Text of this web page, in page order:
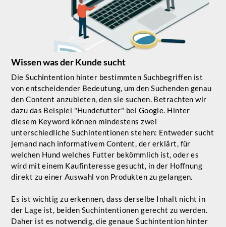
Wissen was der Kunde sucht
Die Suchintention hinter bestimmten Suchbegriffen ist
von entscheidender Bedeutung, um den Suchenden genau
den Content anzubieten, den sie suchen. Betrachten wir
dazu das Beispiel "Hundefutter" bei Google. Hinter
diesem Keyword können mindestens zwei
unterschiedliche Suchintentionen stehen: Entweder sucht
jemand nach informativem Content, der erklärt, für
welchen Hund welches Futter bekömmlich ist, oder es
wird mit einem Kaufinteresse gesucht, in der Hoffnung
direkt zu einer Auswahl von Produkten zu gelangen.
Es ist wichtig zu erkennen, dass derselbe Inhalt nicht in
der Lage ist, beiden Suchintentionen gerecht zu werden.
Daher ist es notwendig, die genaue Suchintention hinter